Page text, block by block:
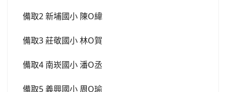
備取2 新埔國小 陳O緯
備取3 莊敬國小 林O賀
備取4 南崁國小 潘O丞
備取5 義興國小 周O瑜